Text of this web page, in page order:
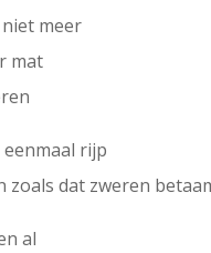
meer
mat
rijp
dat zweren
al